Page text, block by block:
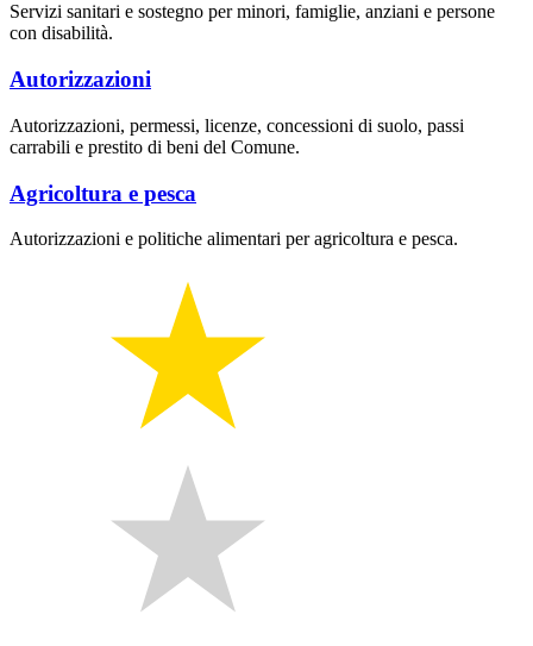
Servizi sanitari e sostegno per minori, famiglie, anziani e persone
con disabilità.
Autorizzazioni
Autorizzazioni, permessi, licenze, concessioni di suolo, passi
carrabili e prestito di beni del Comune.
Agricoltura e pesca
Autorizzazioni e politiche alimentari per agricoltura e pesca.